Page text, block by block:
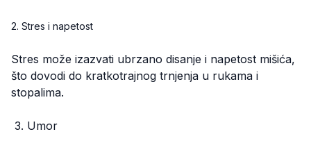
2. Stres i napetost
Stres može izazvati ubrzano disanje i napetost mišića,
što dovodi do kratkotrajnog trnjenja u rukama i
stopalima.
3. Umor